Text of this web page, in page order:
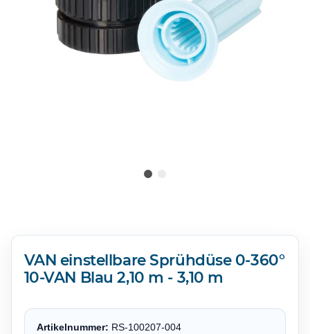
VAN einstellbare Sprühdüse 0-360°
10-VAN Blau 2,10 m - 3,10 m
Artikelnummer: RS-100207-004